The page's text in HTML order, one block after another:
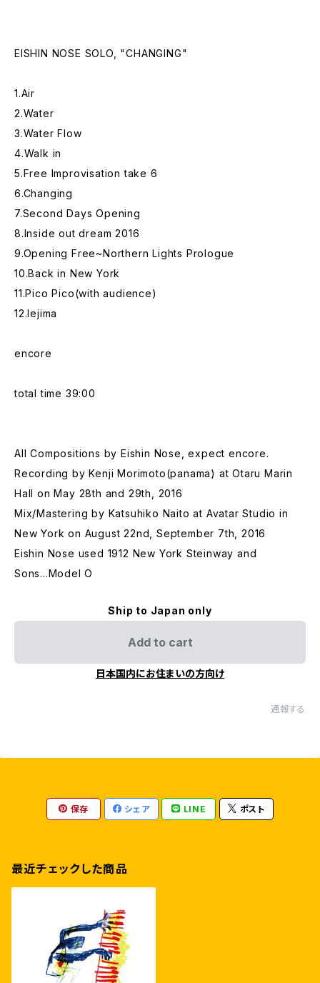
EISHIN NOSE SOLO, "CHANGING"
1.Air
2.Water
3.Water Flow
4.Walk in
5.Free Improvisation take 6
6.Changing
7.Second Days Opening
8.Inside out dream 2016
9.Opening Free~Northern Lights Prologue
10.Back in New York
11.Pico Pico(with audience)
12.Iejima
encore
total time 39:00
All Compositions by Eishin Nose, expect encore.
Recording by Kenji Morimoto(panama) at Otaru Marin
Hall on May 28th and 29th, 2016
Mix/Mastering by Katsuhiko Naito at Avatar Studio in
New York on August 22nd, September 7th, 2016
Eishin Nose used 1912 New York Steinway and
Sons...Model O
Ship to Japan only
Add to cart
日本国内にお住まいの方向け
通報する
保存 シェア LINE ポスト
最近チェックした商品